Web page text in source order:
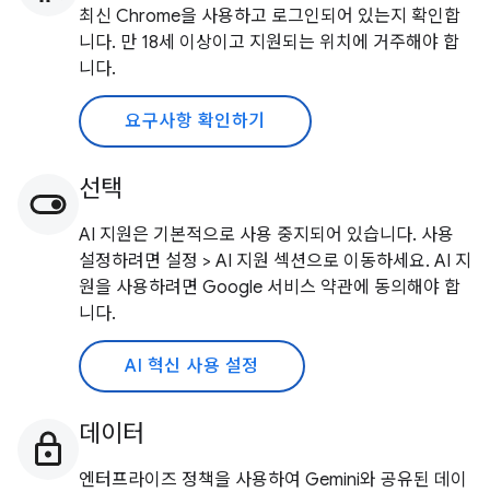
최신 Chrome을 사용하고 로그인되어 있는지 확인합
니다. 만 18세 이상이고 지원되는 위치에 거주해야 합
니다.
요구사항 확인하기
선택
AI 지원은 기본적으로 사용 중지되어 있습니다. 사용
설정하려면 설정 > AI 지원 섹션으로 이동하세요. AI 지
원을 사용하려면 Google 서비스 약관에 동의해야 합
니다.
AI 혁신 사용 설정
데이터
엔터프라이즈 정책을 사용하여 Gemini와 공유된 데이